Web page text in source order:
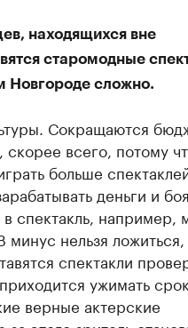
находящихся вне
старомодные
Новгороде сложно.
Сокращаются
скорее всего, потому
больше
деньги и
спектакль, например,
минус нельзя
спектакли
ужимать
верные актерские